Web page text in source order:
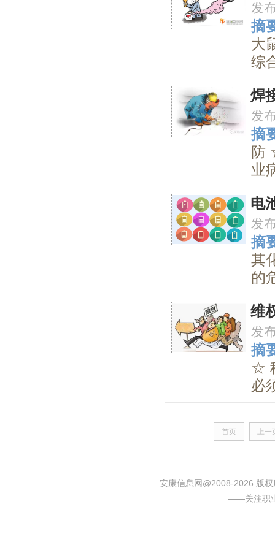
发
摘
大
综
焊
发
摘
防
业
电
发
摘
其
的
维
发
摘
☆
必
首页 上一
安康信息网@2008-2026 版
——关注职